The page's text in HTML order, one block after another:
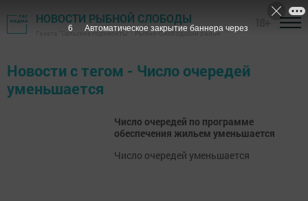
НОВОСТИ РЫБНОЙ СЛОБОДЫ
Газета "Сельские горизонты" - Рыбно-Слободский район
Новости с тегом - Число очередей
уменьшается
Число очередей по программе
обеспечения жильем уменьшается
Число очередей уменьшается
6 Автоматическое закрытие баннера через